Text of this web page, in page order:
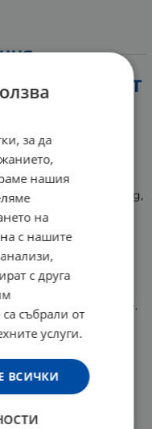
С ЕКСТРАКТ
мл
етер сулфат,
натриев хлорид,
киселина,
, бензофенон-4,
като масажирате.
светлина. На
за да
нашия
на
с нашите
с друга
събрали от
услуги.
ВСИЧКИ